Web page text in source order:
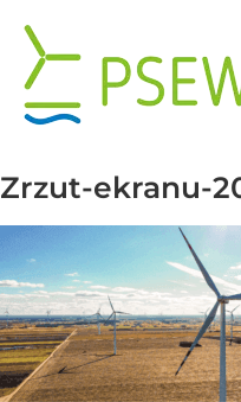
zawartości
Zrzut-ekranu-